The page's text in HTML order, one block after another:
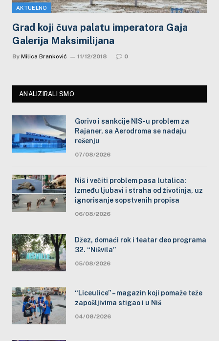
AKTUELNO
Grad koji čuva palatu imperatora Gaja
Galerija Maksimilijana
By Milica Branković 11/12/2018 0
ANALIZIRALI SMO
Gorivo i sankcije NIS-u problem za
Rajaner, sa Aerodroma se nadaju
rešenju
07/08/2026
Niš i večiti problem pasa lutalica:
Između ljubavi i straha od životinja, uz
ignorisanje sopstvenih propisa
06/08/2026
Džez, domaći rok i teatar deo programa
32. “Nišvila”
05/08/2026
“Liceulice” – magazin koji pomaže teže
zapošljivima stigao i u Niš
04/08/2026